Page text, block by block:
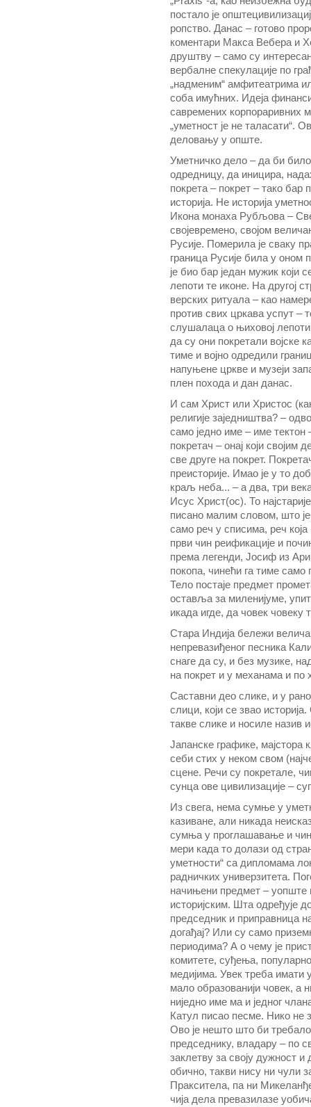
постало је
ропство. Данас – готово
коментари Макса Вебера и
друштву – само су
вербалне спекулације по
„надменим“ амфитеатрима
соба имућних. Идеја
савремених корпораривних
„уметност је не таласати“.
деловању у опште.
Уметничко дело – да би
одредницу, да иницира,
покрета – покрет – тако бар
историја. Не историја
Икона монаха Рубљова –
својевремено, својом
Русије. Померила је сваку
граница Русије била у оном
је био бар један мужик
лепоти те иконе. На другој
верских ритуала – као
против свих цркава успут –
слушалаца о њиховој
да су они покретали војске
тиме и војно одредили
напуњене цркве и музеји
плен похода и дан данас.
И сам Христ или Христос
религије заједништва? –
само једно име – име
покретач – онај који
све друге на покрет.
преисторије. Имао је у то
краљ неба... – а два, три
Исус Христ(ос). То
писано малим словом, што
само реч у списима, реч
први чин реификације и
према легенди, Јосиф из
покопа, чинећи га тиме
Тело постаје предмет
оставља за миленијуме,
икада игде, да човек човеку
Стара Индија бележи
непревазиђеног песника
снаге да су, и без музике,
на покрет и у механама и по
Саставни део слике, и у
слици, који се звао
такве слике и носиле назив
Јапанске графике, мајстора
себи стих у неком свом
сцене. Речи су покретале,
сунца ове цивилизације –
Из свега, нема сумње у
казиване, али никада
сумња у проглашавање и
мери када то долази од
уметности“ са дипломама
радничких универзитета.
начињени предмет – уопште
историјским. Шта одређује
председник и приправница
догађај? Или су само
периодима? А о чему је
комитете, суђења,
медијима. Увек треба имати
мало образованији човек, а
ниједно име ма и једног
Катул писао песме. Нико не
Ово је нешто што би
председнику, владару – по
заклетву за своју дужност
обично, такви нису ни чули
Пракситела, па ни
чија дела превазилазе